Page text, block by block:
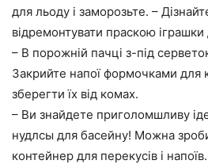
для льоду і заморозьте. –
відремонтувати праскою
– В порожній пачці з-під
Закрийте напої формочками для
зберегти їх від комах.
– Ви знайдете приголомшливу
нудлсы для басейну! Можна
контейнер для перекусів і напоїв.